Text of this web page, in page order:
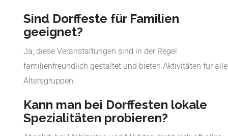
Sind Dorffeste für Familien
geeignet?
Ja, diese Veranstaltungen sind in der Regel
familienfreundlich gestaltet und bieten Aktivitäten für alle
Altersgruppen.
Kann man bei Dorffesten lokale
Spezialitäten probieren?